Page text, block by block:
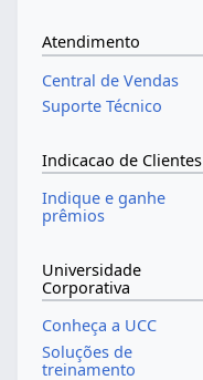
Atendimento
Central de Vendas
Suporte Técnico
Indicacao de Clientes
Indique e ganhe
prêmios
Universidade
Corporativa
Conheça a UCC
Soluções de
treinamento